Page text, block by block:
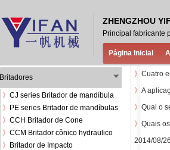
ZHENGZHOU
Principal fabricante
Página Inicial
Britadores
》 CJ series Britador de mandíbula
》
PE series Britador de mandíbulas
》 CCH Britador de Cone
》 CCM Britador cônico hydraulico
》
Britador de Impacto
》 Cuatro
》 A
》 Qual o
》 Quais
2014/08/